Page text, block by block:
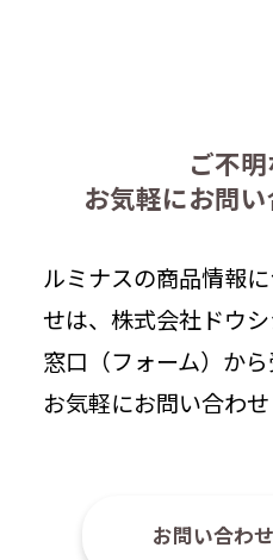
ご不
お気軽にお問
ルミナスの商品情報
せは、株式会社ドウ
窓口（フォーム）から
お気軽にお問い合わせ
お問い合わ